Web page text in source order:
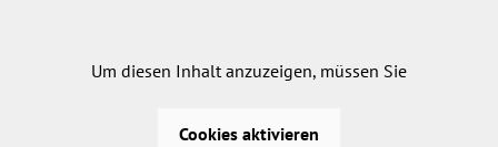
Um diesen Inhalt anzuzeigen, müssen Sie
Cookies aktivieren